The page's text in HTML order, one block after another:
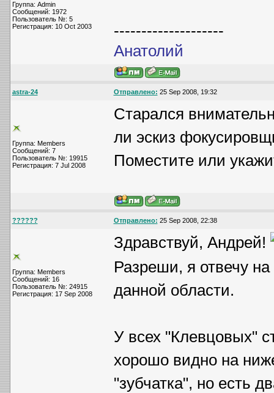
Группа: Admin
Сообщений: 1972
Пользователь №: 5
Регистрация: 10 Oct 2003
--------------------
Анатолий
astra-24 Отправлено: 25 Sep 2008, 19:32
Группа: Members
Сообщений: 7
Пользователь №: 19915
Регистрация: 7 Jul 2008
Старался
ли эскиз
Поместите или
?????? Отправлено: 25 Sep 2008, 22:38
Группа: Members
Сообщений: 16
Пользователь №: 24915
Регистрация: 17 Sep 2008
Здравствуй, Андрей!
Разреши, я отвечу
данной области.
У всех "Клевцовых"
хорошо видно на
"зубчатка", но есть